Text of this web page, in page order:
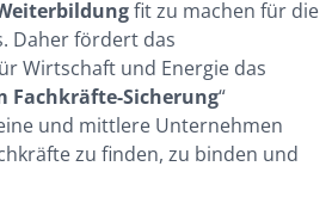
fit zu machen für die
Daher fördert das
Wirtschaft und Energie das
Fachkräfte-Sicherung“
und mittlere Unternehmen
zu finden, zu binden und